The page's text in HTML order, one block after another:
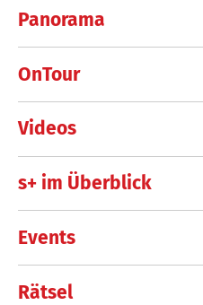
Panorama
OnTour
Videos
s+ im Überblick
Events
Rätsel